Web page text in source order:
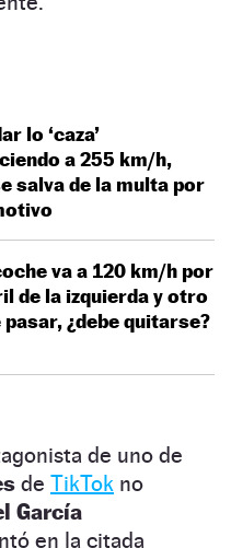
lo ‘caza’
a 255 km/h,
salva de la multa por
va a 120 km/h por
de la izquierda y otro
¿debe quitarse?
de uno de
de TikTok no
García
en la citada